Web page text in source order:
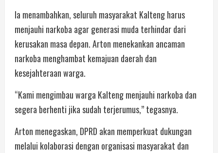
Ia menambahkan, seluruh masyarakat Kalteng harus
menjauhi narkoba agar generasi muda terhindar dari
kerusakan masa depan. Arton menekankan ancaman
narkoba menghambat kemajuan daerah dan
kesejahteraan warga.
“Kami mengimbau warga Kalteng menjauhi narkoba dan
segera berhenti jika sudah terjerumus,” tegasnya.
Arton menegaskan, DPRD akan memperkuat dukungan
melalui kolaborasi dengan organisasi masyarakat dan